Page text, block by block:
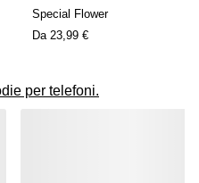
Special Flower
Da 23,99 €
per telefoni.